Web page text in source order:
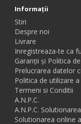
Informaţii
Stiri
Despre noi
Livrare
Inregistreaza-te ca
Garanții și Politica
Prelucrarea datelor
Politica de utilizare
Termeni si Conditii
A.N.P.C.
A.N.P.C.
Solutionarea online